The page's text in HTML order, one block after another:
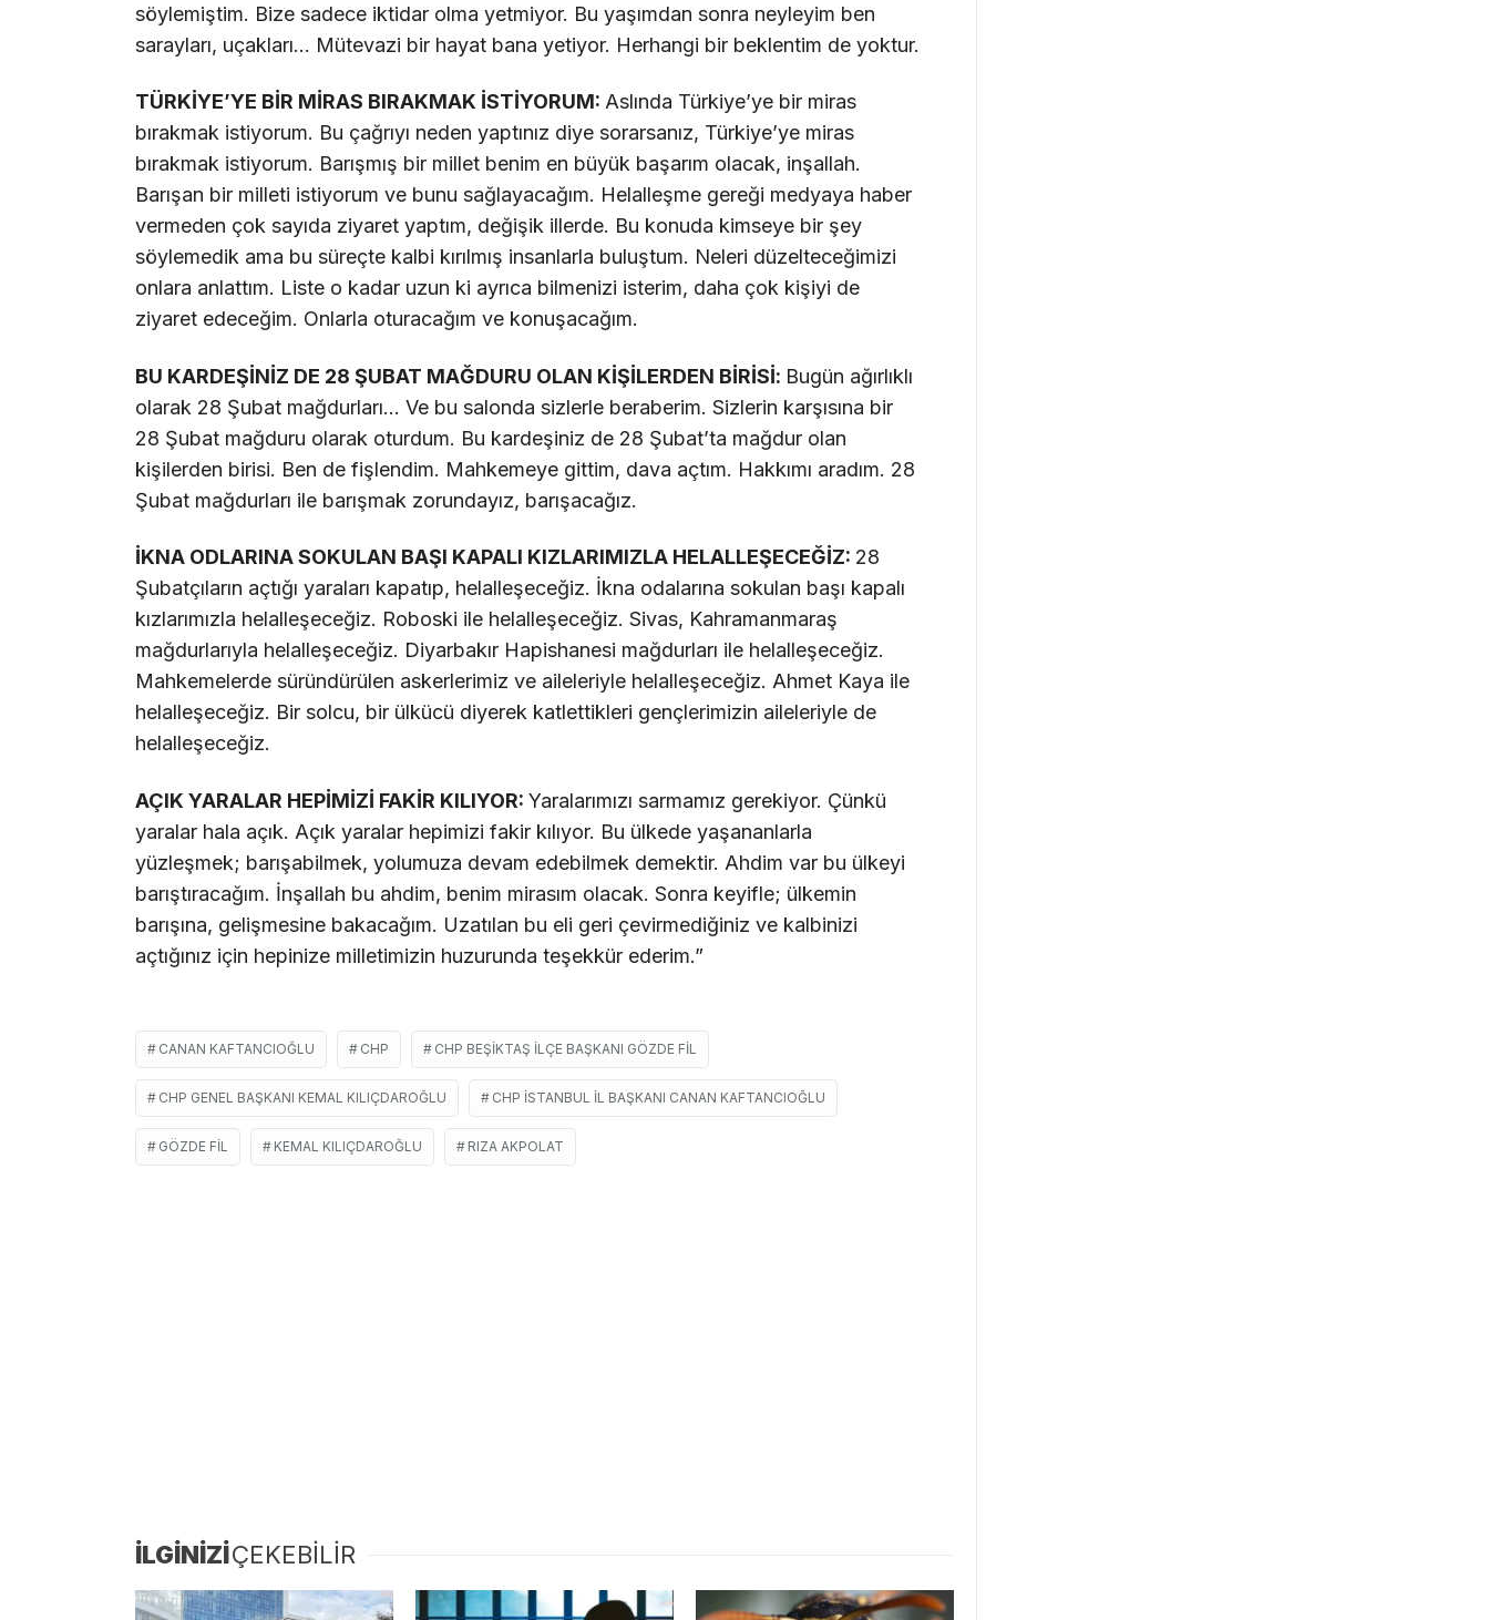
söylemiştim. Bize sadece iktidar olma yetmiyor. Bu yaşımdan sonra neyleyim ben
sarayları, uçakları… Mütevazi bir hayat bana yetiyor. Herhangi bir beklentim de yoktur.
TÜRKİYE’YE BİR MİRAS BIRAKMAK İSTİYORUM: Aslında Türkiye’ye bir miras
bırakmak istiyorum. Bu çağrıyı neden yaptınız diye sorarsanız, Türkiye’ye miras
bırakmak istiyorum. Barışmış bir millet benim en büyük başarım olacak, inşallah.
Barışan bir milleti istiyorum ve bunu sağlayacağım. Helalleşme gereği medyaya haber
vermeden çok sayıda ziyaret yaptım, değişik illerde. Bu konuda kimseye bir şey
söylemedik ama bu süreçte kalbi kırılmış insanlarla buluştum. Neleri düzelteceğimizi
onlara anlattım. Liste o kadar uzun ki ayrıca bilmenizi isterim, daha çok kişiyi de
ziyaret edeceğim. Onlarla oturacağım ve konuşacağım.
BU KARDEŞİNİZ DE 28 ŞUBAT MAĞDURU OLAN KİŞİLERDEN BİRİSİ: Bugün ağırlıklı
olarak 28 Şubat mağdurları… Ve bu salonda sizlerle beraberim. Sizlerin karşısına bir
28 Şubat mağduru olarak oturdum. Bu kardeşiniz de 28 Şubat’ta mağdur olan
kişilerden birisi. Ben de fişlendim. Mahkemeye gittim, dava açtım. Hakkımı aradım. 28
Şubat mağdurları ile barışmak zorundayız, barışacağız.
İKNA ODLARINA SOKULAN BAŞI KAPALI KIZLARIMIZLA HELALLEŞECEĞİZ: 28
Şubatçıların açtığı yaraları kapatıp, helalleşeceğiz. İkna odalarına sokulan başı kapalı
kızlarımızla helalleşeceğiz. Roboski ile helalleşeceğiz. Sivas, Kahramanmaraş
mağdurlarıyla helalleşeceğiz. Diyarbakır Hapishanesi mağdurları ile helalleşeceğiz.
Mahkemelerde süründürülen askerlerimiz ve aileleriyle helalleşeceğiz. Ahmet Kaya ile
helalleşeceğiz. Bir solcu, bir ülkücü diyerek katlettikleri gençlerimizin aileleriyle de
helalleşeceğiz.
AÇIK YARALAR HEPİMİZİ FAKİR KILIYOR: Yaralarımızı sarmamız gerekiyor. Çünkü
yaralar hala açık. Açık yaralar hepimizi fakir kılıyor. Bu ülkede yaşananlarla
yüzleşmek; barışabilmek, yolumuza devam edebilmek demektir. Ahdim var bu ülkeyi
barıştıracağım. İnşallah bu ahdim, benim mirasım olacak. Sonra keyifle; ülkemin
barışına, gelişmesine bakacağım. Uzatılan bu eli geri çevirmediğiniz ve kalbinizi
açtığınız için hepinize milletimizin huzurunda teşekkür ederim.”
CANAN KAFTANCIOĞLU CHP CHP BEŞIKTAŞ İLÇE BAŞKANI GÖZDE FIL
CHP GENEL BAŞKANI KEMAL KILIÇDAROĞLU CHP İSTANBUL İL BAŞKANI CANAN KAFTANCIOĞLU
GÖZDE FIL KEMAL KILIÇDAROĞLU RIZA AKPOLAT
İLGİNİZİÇEKEBİLİR